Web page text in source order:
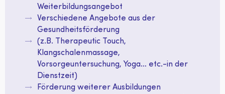
Weiterbildungsangebot
Verschiedene Angebote aus der
Gesundheitsförderung
(z.B. Therapeutic Touch,
Klangschalenmassage,
Vorsorgeuntersuchung, Yoga… etc.-in der
Dienstzeit)
Förderung weiterer Ausbildungen